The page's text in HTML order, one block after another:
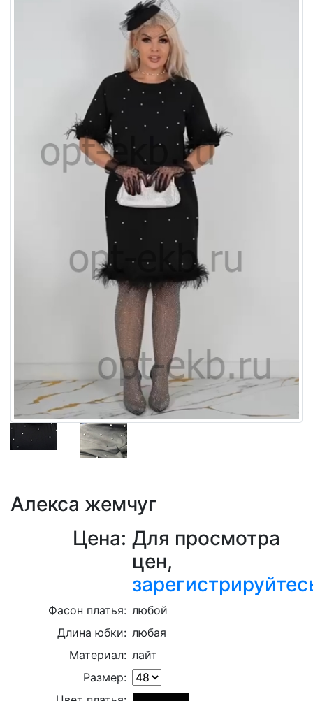
Алекса жемчуг
Цена: Для просмотра
цен,
Фасон платья: любой
Длина юбки: любая
Материал: лайт
Размер: